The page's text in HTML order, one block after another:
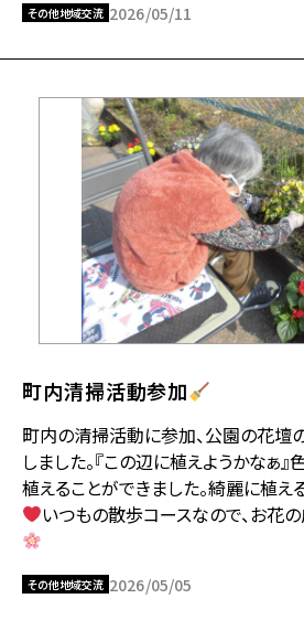
その他地域交流 2026/05/11
町内清掃活動参加
町内の清掃活動に参加、公園の花壇
しました。『この辺に植えようかなぁ
植えることができました。綺麗に植
いつもの散歩コースなので、お花
その他地域交流 2026/05/05